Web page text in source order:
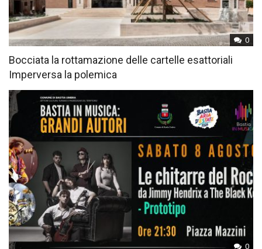
0
Bocciata la rottamazione delle cartelle esattoriali
Imperversa la polemica
0